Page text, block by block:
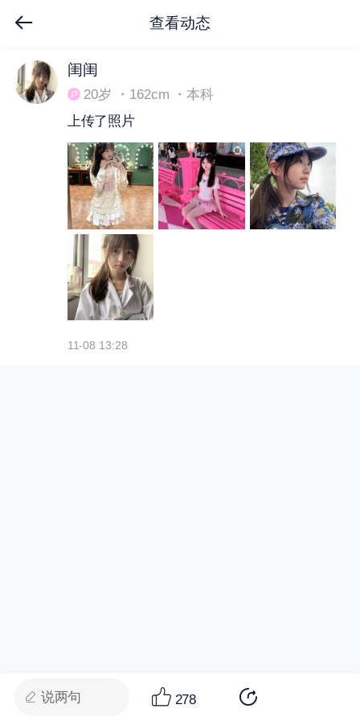
查看动态
下拉刷新
闺闺
20岁 ・162cm ・本科
上传了照片
11-08 13:28
说两句 278